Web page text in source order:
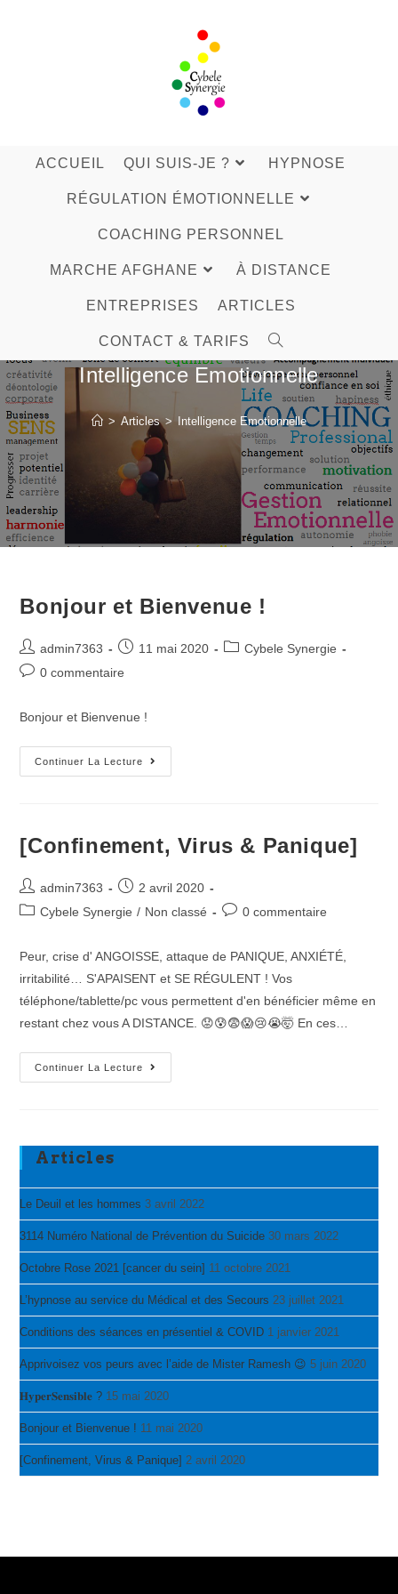
ACCUEIL QUI SUIS-JE ? HYPNOSE
RÉGULATION ÉMOTIONNELLE
COACHING PERSONNEL
MARCHE AFGHANE À DISTANCE
ENTREPRISES ARTICLES
CONTACT & TARIFS
Intelligence Emotionnelle
> Articles > Intelligence Emotionnelle
Bonjour et Bienvenue !
Post
author:
admin7363
Post11 mai 2020
PostCybele Synergie
Post0 commentaire
Bonjour et Bienvenue !
Continuer La Lecture
Bonjour
Et
[Confinement, Virus & Panique]
Post
author:
admin7363
Post
published:
2 avril 2020
PostCybele Synergie / Non classé
Post0 commentaire
Peur, crise d' ANGOISSE, attaque de PANIQUE, ANXIÉTÉ,
irritabilité… S'APAISENT et SE RÉGULENT ! Vos
téléphone/tablette/pc vous permettent d'en bénéficier même en
restant chez vous A DISTANCE. 😟😰😨😱😢😭🤯 En ces…
Continuer La Lecture
[Confinement,
Virus
Articles
Le Deuil et les hommes 3 avril 2022
3114 Numéro National de Prévention du Suicide 30 mars 2022
Octobre Rose 2021 [cancer du sein] 11 octobre 2021
L’hypnose au service du Médical et des Secours 23 juillet 2021
Conditions des séances en présentiel & COVID 1 janvier 2021
Apprivoisez vos peurs avec l’aide de Mister Ramesh 😉 5 juin 2020
𝐇𝐲𝐩𝐞𝐫𝐒𝐞𝐧𝐬𝐢𝐛𝐥𝐞 ? 15 mai 2020
Bonjour et Bienvenue ! 11 mai 2020
[Confinement, Virus & Panique] 2 avril 2020